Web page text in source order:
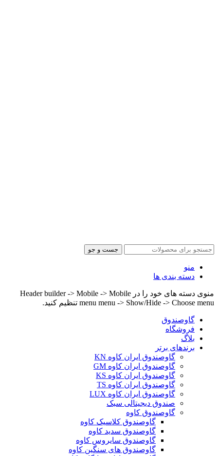
جست و جو
منو
دسته بندی ها
منوی دسته های خود را در Header builder -> Mobile -> Mobile
menu menu -> Show/Hide -> Choose menu تنظیم کنید.
گاوصندوق
فروشگاه
بلاگ
برندهای برتر
گاوصندوق ایران کاوه KN
گاوصندوق ایران کاوه GM
گاوصندوق ایران کاوه KS
گاوصندوق ایران کاوه TS
گاوصندوق ایران کاوه LUX
صندوق دیجیتالی سبک
گاوصندوق کاوه
گاوصندوق کلاسیک کاوه
گاوصندوق سدید کاوه
گاوصندوق سایروس کاوه
گاوصندوق های سنگین کاوه